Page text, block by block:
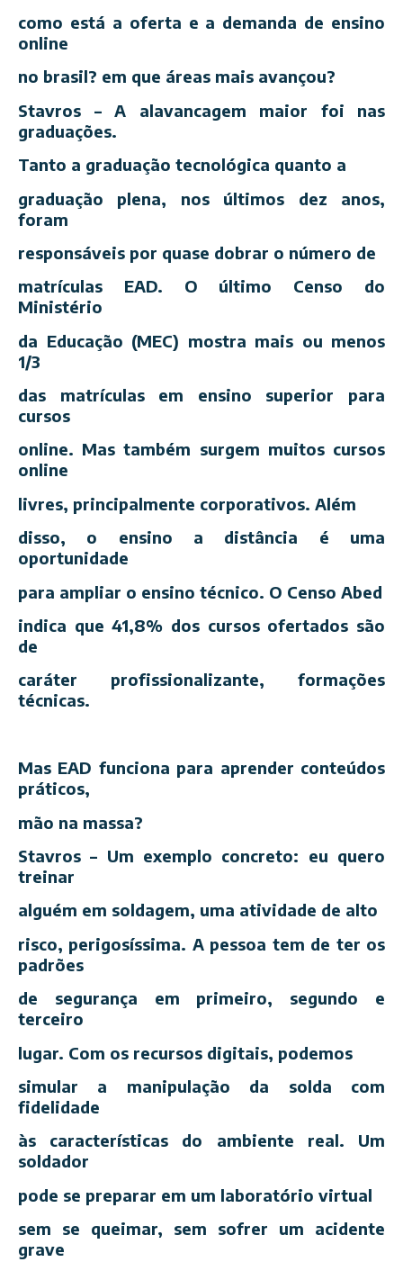
como está a oferta e a demanda de ensino
online
no brasil? em que áreas mais avançou?
Stavros – A alavancagem maior foi nas
graduações.
Tanto a graduação tecnológica quanto a
graduação plena, nos últimos dez anos,
foram
responsáveis por quase dobrar o número de
matrículas EAD. O último Censo do
Ministério
da Educação (MEC) mostra mais ou menos
1/3
das matrículas em ensino superior para
cursos
online. Mas também surgem muitos cursos
online
livres, principalmente corporativos. Além
disso, o ensino a distância é uma
oportunidade
para ampliar o ensino técnico. O Censo Abed
indica que 41,8% dos cursos ofertados são
de
caráter profissionalizante, formações
técnicas.
Mas EAD funciona para aprender conteúdos
práticos,
mão na massa?
Stavros – Um exemplo concreto: eu quero
treinar
alguém em soldagem, uma atividade de alto
risco, perigosíssima. A pessoa tem de ter os
padrões
de segurança em primeiro, segundo e
terceiro
lugar. Com os recursos digitais, podemos
simular a manipulação da solda com
fidelidade
às características do ambiente real. Um
soldador
pode se preparar em um laboratório virtual
sem se queimar, sem sofrer um acidente
grave